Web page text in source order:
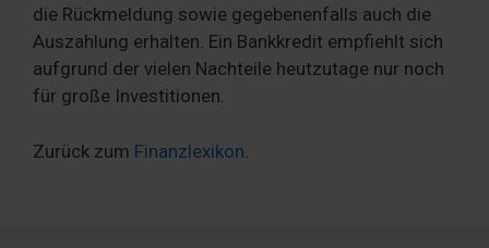
die Rückmeldung sowie gegebenenfalls auch die
Auszahlung erhalten. Ein Bankkredit empfiehlt sich
aufgrund der vielen Nachteile heutzutage nur noch
für große Investitionen.
Zurück zum Finanzlexikon